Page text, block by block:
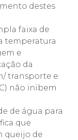
destes
faixa de
temperatura
e
da
transporte e
não inibem
de água para
que
queijo de